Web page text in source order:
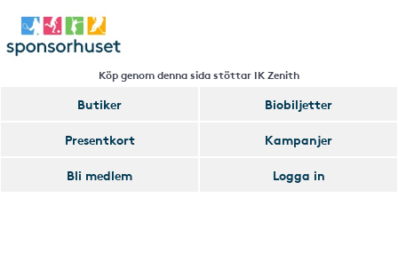
Köp genom denna sida stöttar IK Zenith
Butiker
Biobiljetter
Presentkort
Kampanjer
Bli medlem
Logga in